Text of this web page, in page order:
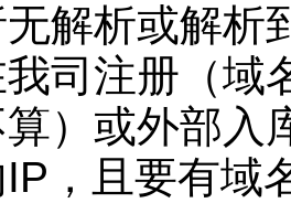
解析或解析
司注册（域
）或外部入
，且要有域